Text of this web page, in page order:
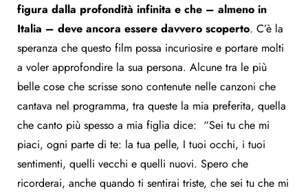
figura dalla profondità infinita e che – almeno in
Italia – deve ancora essere davvero scoperto. C’è la
speranza che questo film possa incuriosire e portare molti
a voler approfondire la sua persona. Alcune tra le più
belle cose che scrisse sono contenute nelle canzoni che
cantava nel programma, tra queste la mia preferita, quella
che canto più spesso a mia figlia dice: “Sei tu che mi
piaci, ogni parte di te: la tua pelle, I tuoi occhi, i tuoi
sentimenti, quelli vecchi e quelli nuovi. Spero che
ricorderai, anche quando ti sentirai triste, che sei tu che mi